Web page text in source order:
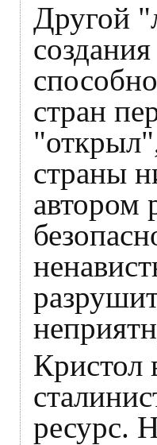
Другой
стран
страны
автором
Кристол
ресурс.